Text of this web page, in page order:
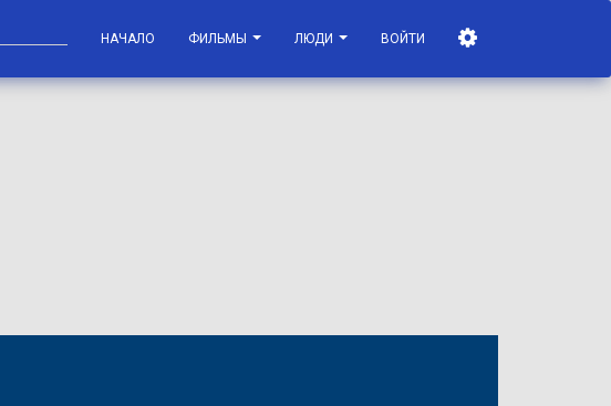
НАЧАЛО ФИЛЬМЫ ЛЮДИ ВОЙТИ